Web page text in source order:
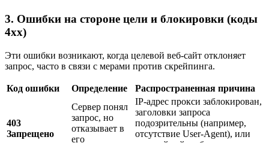
3. Ошибки на стороне цели и блокировки (коды
4xx)
Эти ошибки возникают, когда целевой веб-сайт отклоняет
запрос, часто в связи с мерами против скрейпинга.
Код ошибки Определение Распространенная причина
403
Запрещено
Сервер понял
запрос, но
отказывает в
его
IP-адрес прокси заблокирован,
заголовки запроса
подозрительны (например,
отсутствие User-Agent), или